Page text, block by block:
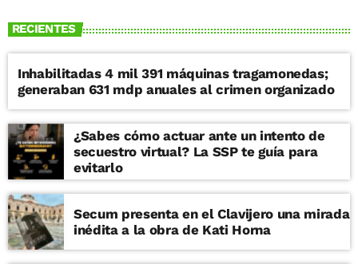
RECIENTES
Inhabilitadas 4 mil 391 máquinas tragamonedas;
generaban 631 mdp anuales al crimen organizado
¿Sabes cómo actuar ante un intento de
secuestro virtual? La SSP te guía para
evitarlo
Secum presenta en el Clavijero una mirada
inédita a la obra de Kati Horna